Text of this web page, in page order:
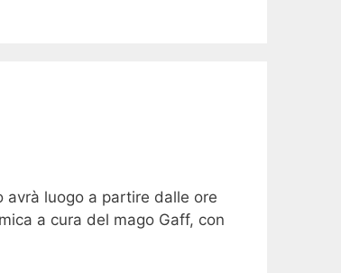
avrà luogo a partire dalle ore
a cura del mago Gaff, con